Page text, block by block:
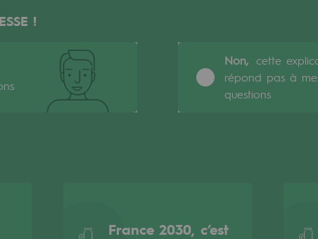
!
Non, cette
répond pas à
questions
France 2030, c’est